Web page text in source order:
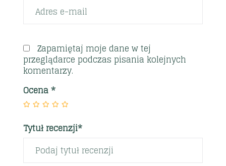
Zapamiętaj moje dane w tej
przeglądarce podczas pisania kolejnych
komentarzy.
Ocena*
Tytuł recenzji*